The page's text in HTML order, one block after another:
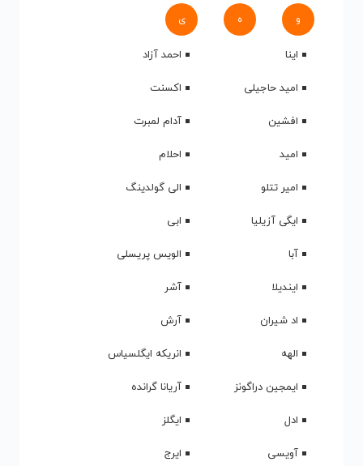
و ه ی
اینا
احمد آزاد
امید حاجیلی
اکسنت
افشین
آدام لمبرت
امید
احلام
امیر تتلو
الی گولدینگ
ایگی آزیلیا
ابی
آبا
الویس پریسلی
ایندیلا
آشر
اد شیران
آرش
الهه
انریکه ایگلسیاس
ایمجین دراگونز
آریانا گرانده
ادل
ایگلز
آویسی
ایرج